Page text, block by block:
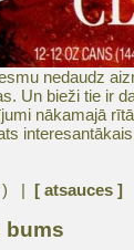
nedaudz
Un bieži tie ir
nākamajā
) | [ atsauces ]
bums